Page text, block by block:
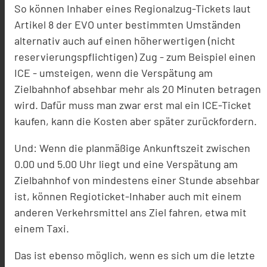
So können Inhaber eines Regionalzug-Tickets laut
Artikel 8 der EVO unter bestimmten Umständen
alternativ auch auf einen höherwertigen (nicht
reservierungspflichtigen) Zug - zum Beispiel einen
ICE - umsteigen, wenn die Verspätung am
Zielbahnhof absehbar mehr als 20 Minuten betragen
wird. Dafür muss man zwar erst mal ein ICE-Ticket
kaufen, kann die Kosten aber später zurückfordern.
Und: Wenn die planmäßige Ankunftszeit zwischen
0.00 und 5.00 Uhr liegt und eine Verspätung am
Zielbahnhof von mindestens einer Stunde absehbar
ist, können Regioticket-Inhaber auch mit einem
anderen Verkehrsmittel ans Ziel fahren, etwa mit
einem Taxi.
Das ist ebenso möglich, wenn es sich um die letzte